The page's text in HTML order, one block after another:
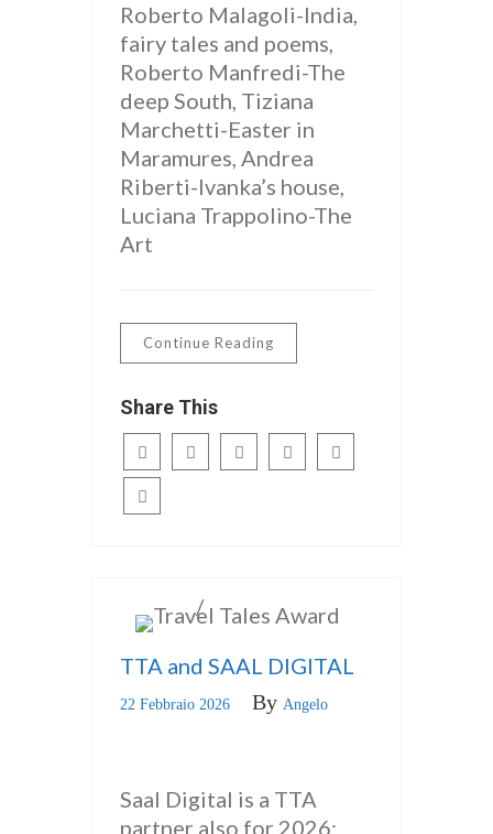
Roberto Malagoli-India,
fairy tales and poems,
Roberto Manfredi-The
deep South, Tiziana
Marchetti-Easter in
Maramures, Andrea
Riberti-Ivanka’s house,
Luciana Trappolino-The
Art
Continue Reading
Share This
INGLESE/ news
TTA and SAAL DIGITAL
22 Febbraio 2026 By Angelo
Saal Digital is a TTA
partner also for 2026: